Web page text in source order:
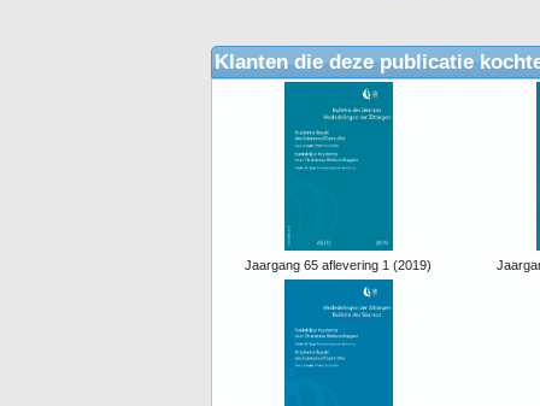
Klanten die deze publicatie
Jaargang 65 aflevering 1 (2019)